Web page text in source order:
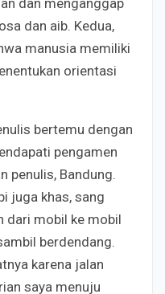
dan aib. Kedua,
manusia memiliki
orientasi
bertemu dengan
pengamen
penulis, Bandung.
juga khas, sang
dari mobil ke mobil
berdendang.
karena jalan
saya menuju